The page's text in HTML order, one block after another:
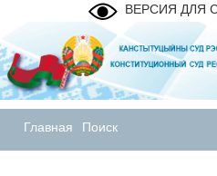
ВЕРСИЯ ДЛЯ
Главная Поиск